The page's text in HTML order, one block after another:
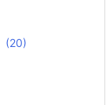
(20)